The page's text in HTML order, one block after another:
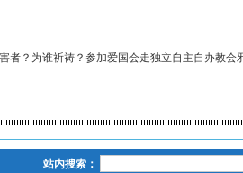
者？为谁祈祷？参加爱国会走独立自主自办教会
站内搜索：